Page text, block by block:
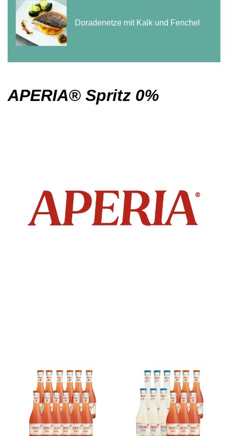
Doradenetze mit Kalk und Fenchel
APERIA® Spritz 0%